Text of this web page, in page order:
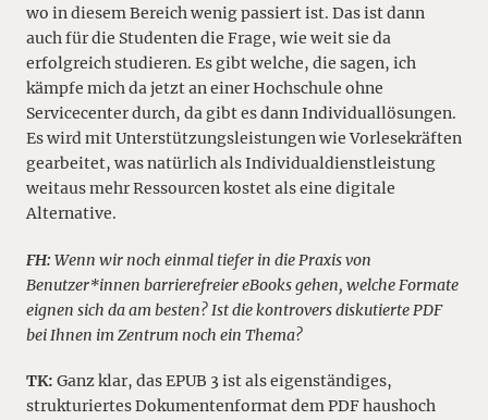
wo in diesem Bereich wenig passiert ist. Das ist dann
auch für die Studenten die Frage, wie weit sie da
erfolgreich studieren. Es gibt welche, die sagen, ich
kämpfe mich da jetzt an einer Hochschule ohne
Servicecenter durch, da gibt es dann Individuallösungen.
Es wird mit Unterstützungsleistungen wie Vorlesekräften
gearbeitet, was natürlich als Individualdienstleistung
weitaus mehr Ressourcen kostet als eine digitale
Alternative.
FH: Wenn wir noch einmal tiefer in die Praxis von
Benutzer*innen barrierefreier eBooks gehen, welche Formate
eignen sich da am besten? Ist die kontrovers diskutierte PDF
bei Ihnen im Zentrum noch ein Thema?
TK: Ganz klar, das EPUB 3 ist als eigenständiges,
strukturiertes Dokumentenformat dem PDF haushoch